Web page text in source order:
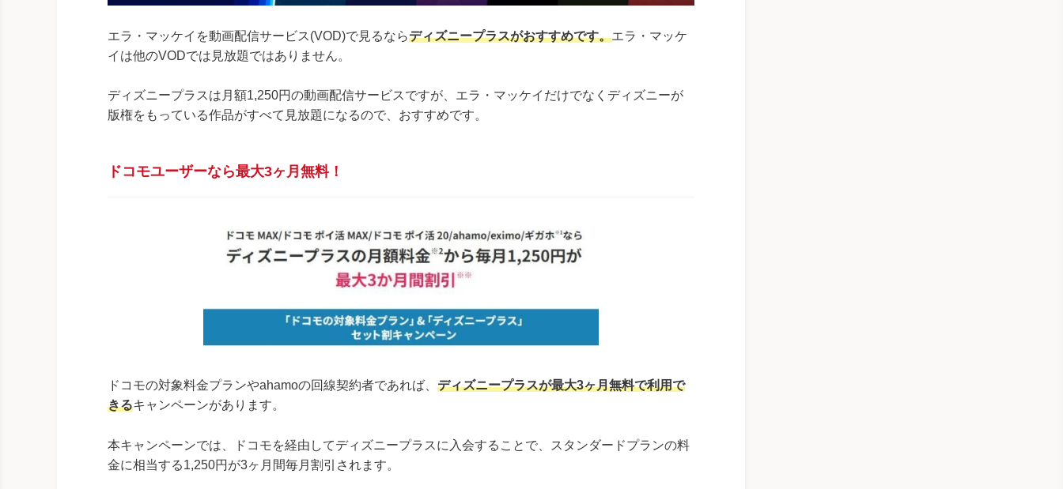
エラ・マッケイを動画配信サービス(VOD)で見るならディズニープラスがおすすめです。エラ・マッケ
イは他のVODでは見放題ではありません。
ディズニープラスは月額1,250円の動画配信サービスですが、エラ・マッケイだけでなくディズニーが
版権をもっている作品がすべて見放題になるので、おすすめです。
ドコモユーザーなら最大3ヶ月無料！
ドコモの対象料金プランやahamoの回線契約者であれば、 ディズニープラスが最大3ヶ月無料で利用で
きるキャンペーンがあります。
本キャンペーンでは、ドコモを経由してディズニープラスに入会することで、スタンダードプランの料
金に相当する1,250円が3ヶ月間毎月割引されます。